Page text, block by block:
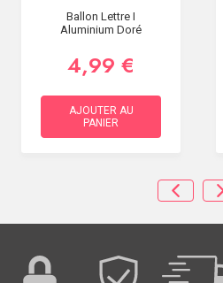
Ballon Lettre I
Aluminium Doré
4,99 €
AJOUTER AU
PANIER